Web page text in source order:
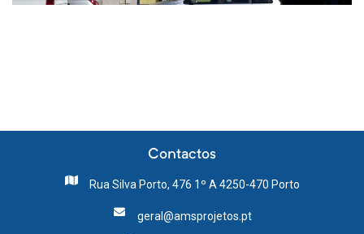
Contactos
Rua Silva Porto, 476 1º A 4250-470 Porto
geral@amsprojetos.pt